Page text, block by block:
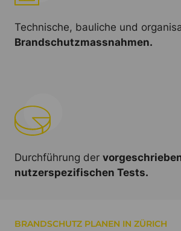
Technische, bauliche und
Brandschutzmassnahmen.
Durchführung der
nutzerspezifischen Tests.
BRANDSCHUTZ PLANEN IN ZÜRICH